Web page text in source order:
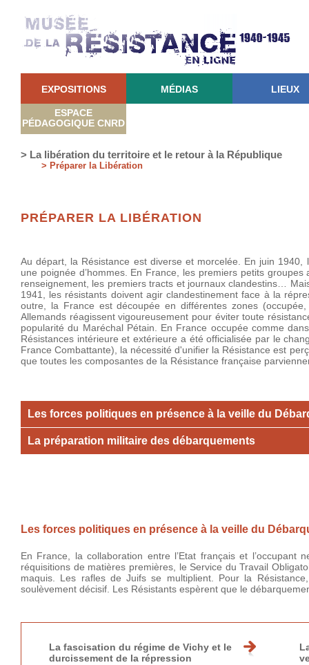
EXPOSITIONS MÉDIAS LIEUX
ESPACE
PÉDAGOGIQUE CNRD
> La libération du territoire et le retour à la République
> Préparer la Libération
PRÉPARER LA LIBÉRATION
Au départ, la Résistance est diverse et morcelée. En juin
une poignée d’hommes. En France, les premiers petits
renseignement, les premiers tracts et journaux clandestins…
1941, les résistants doivent agir clandestinement face à la
outre, la France est découpée en différentes zones
Allemands réagissent vigoureusement pour éviter toute
popularité du Maréchal Pétain. En France occupée comme
Résistances intérieure et extérieure a été officialisée par le
France Combattante), la nécessité d'unifier la Résistance est
que toutes les composantes de la Résistance française
Les forces politiques en présence à la veille du
La préparation militaire des débarquements
Les forces politiques en présence à la veille du
En France, la collaboration entre l’Etat français et
réquisitions de matières premières, le Service du Travail
maquis. Les rafles de Juifs se multiplient. Pour la
soulèvement décisif. Les Résistants espèrent que le
La fascisation du régime de Vichy et le
durcissement de la répression